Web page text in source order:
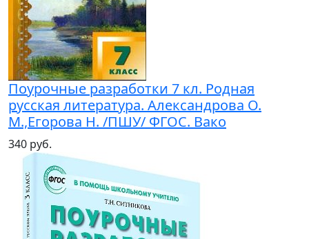
Поурочные разработки 7 кл. Родная
русская литература. Александрова О.
М.,Егорова Н. /ПШУ/ ФГОС. Вако
340 руб.